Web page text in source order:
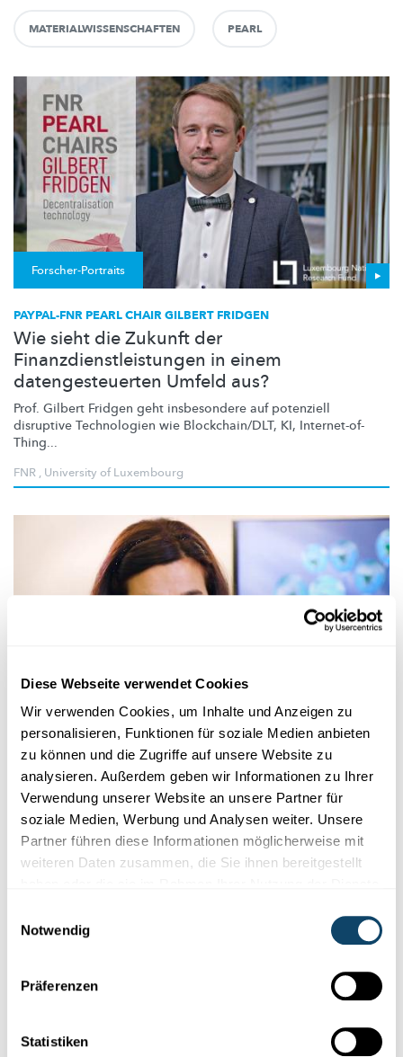
Diese Webseite verwendet Cookies
Wir verwenden Cookies, um Inhalte und Anzeigen zu
personalisieren, Funktionen für soziale Medien anbieten
zu können und die Zugriffe auf unsere Website zu
analysieren. Außerdem geben wir Informationen zu Ihrer
Verwendung unserer Website an unsere Partner für
soziale Medien, Werbung und Analysen weiter. Unsere
Partner führen diese Informationen möglicherweise mit
weiteren Daten zusammen, die Sie ihnen bereitgestellt
Notwendig
Präferenzen
Statistiken
MATERIALWISSENSCHAFTEN PEARL
Forscher-Portraits
PAYPAL-FNR PEARL CHAIR GILBERT FRIDGEN
Wie sieht die Zukunft der
Finanzdienstleistungen in einem
datengesteuerten Umfeld aus?
Prof. Gilbert Fridgen geht insbesondere auf potenziell
disruptive Technologien wie Blockchain/DLT, KI, Internet-of-
Thing...
FNR , University of Luxembourg
Forscher-Portraits
FNR PEARL CHAIR CONCHITA D’AMBROSIO
Ökonomische Ängste in der
Schwangerschaft können ähnliche Folgen
wie Alkohol und Nikotin haben
Ob es mit einer Gesellschaft bergauf oder bergab geht, ist von
dem Wohlergehen jedes Einzelnen abhängig. Dies ergeben St...